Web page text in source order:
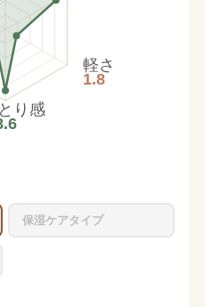
軽さ
1.8
り感
保湿ケアタイプ